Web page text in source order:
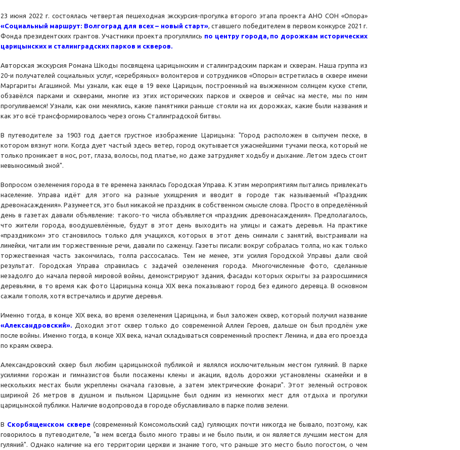
23 июня 2022 г. состоялась четвертая пешеходная экскурсия-прогулка второго этапа проекта АНО СОН «Опора»
«Социальный маршрут: Волгоград для всех – новый старт», ставшего победителем в первом конкурсе 2021 г.
Фонда президентских грантов. Участники проекта прогулялись по центру города, по дорожкам исторических
царицынских и сталинградских парков и скверов.
Авторская экскурсия Романа Шкоды посвящена царицынским и сталинградским паркам и скверам. Наша группа из
20-и получателей социальных услуг, «серебряных» волонтеров и сотрудников «Опоры» встретилась в сквере имени
Маргариты Агашиной. Мы узнали, как еще в 19 веке Царицын, построенный на выжженном солнцем куске степи,
обзавёлся парками и скверами, многие из этих исторических парков и скверов и сейчас на месте, мы по ним
прогуливаемся! Узнали, как они менялись, какие памятники раньше стояли на их дорожках, какие были названия и
как это всё трансформировалось через огонь Сталинградской битвы.
В путеводителе за 1903 год дается грустное изображение Царицына: "Город расположен в сыпучем песке, в
котором вязнут ноги. Когда дует частый здесь ветер, город окутывается ужаснейшими тучами песка, который не
только проникает в нос, рот, глаза, волосы, под платье, но даже затрудняет ходьбу и дыхание. Летом здесь стоит
невыносимый зной".
Вопросом озеленения города в те времена занялась Городская Управа. К этим мероприятиям пытались привлекать
население. Управа идёт для этого на разные ухищрения и вводит в городе так называемый «Праздник
древонасаждения». Разумеется, это был никакой не праздник в собственном смысле слова. Просто в определённый
день в газетах давали объявление: такого-то числа объявляется «праздник древонасаждения». Предполагалось,
что жители города, воодушевлённые, будут в этот день выходить на улицы и сажать деревья. На практике
«праздником» это становилось только для учащихся, которых в этот день снимали с занятий, выстраивали на
линейки, читали им торжественные речи, давали по саженцу. Газеты писали: вокруг собралась толпа, но как только
торжественная часть закончилась, толпа рассосалась. Тем не менее, эти усилия Городской Управы дали свой
результат. Городская Управа справилась с задачей озеленения города. Многочисленные фото, сделанные
незадолго до начала первой мировой войны, демонстрируют здания, фасады которых скрыты за разросшимися
деревьями, в то время как фото Царицына конца XIX века показывают город без единого деревца. В основном
сажали тополя, хотя встречались и другие деревья.
Именно тогда, в конце XIX века, во время озеленения Царицына, и был заложен сквер, который получил название
«Александровский». Доходил этот сквер только до современной Аллеи Героев, дальше он был продлён уже
после войны. Именно тогда, в конце XIX века, начал складываться современный проспект Ленина, и два его проезда
по краям сквера.
Александровский сквер был любим царицынской публикой и являлся исключительным местом гуляний. В парке
усилиями горожан и гимназистов были посажены клены и акации, вдоль дорожки установлены скамейки и в
нескольких местах были укреплены сначала газовые, а затем электрические фонари". Этот зеленый островок
шириной 26 метров в душном и пыльном Царицыне был одним из немногих мест для отдыха и прогулки
царицынской публики. Наличие водопровода в городе обуславливало в парке полив зелени.
В Скорбященском сквере (современный Комсомольский сад) гуляющих почти никогда не бывало, поэтому, как
говорилось в путеводителе, "в нем всегда было много травы и не было пыли, и он является лучшим местом для
гуляний". Однако наличие на его территории церкви и знание того, что раньше это место было погостом, о чем